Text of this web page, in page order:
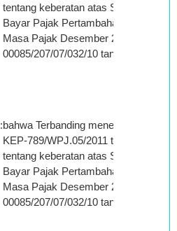
tentang keberatan atas Surat
Bayar Pajak Pertambahan Nilai
Masa Pajak Desember 2007 Nomor:
00085/207/07/032/10 tanggal 03
:bahwa Terbanding menerbitkan
KEP-789/WPJ.05/2011 tanggal 03
tentang keberatan atas Surat
Bayar Pajak Pertambahan Nilai
Masa Pajak Desember 2007 Nomor:
00085/207/07/032/10 tanggal 03